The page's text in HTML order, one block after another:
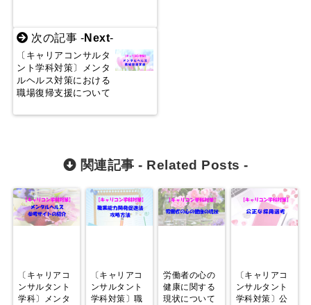
次の記事 -Next-
〔キャリアコンサルタ
ント学科対策〕メンタ
ルヘルス対策における
職場復帰支援について
関連記事 - Related Posts -
〔キャリアコ
ンサルタント
学科〕メンタ
〔キャリアコ
ンサルタント
学科対策〕職
労働者の心の
健康に関する
現状について
〔キャリアコ
ンサルタント
学科対策〕公